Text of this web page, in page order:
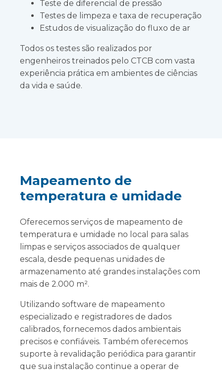
Teste de diferencial de pressão
Testes de limpeza e taxa de recuperação
Estudos de visualização do fluxo de ar
Todos os testes são realizados por
engenheiros treinados pelo CTCB com vasta
experiência prática em ambientes de ciências
da vida e saúde.
Mapeamento de
temperatura e umidade
Oferecemos serviços de mapeamento de
temperatura e umidade no local para salas
limpas e serviços associados de qualquer
escala, desde pequenas unidades de
armazenamento até grandes instalações com
mais de 2.000 m².
Utilizando software de mapeamento
especializado e registradores de dados
calibrados, fornecemos dados ambientais
precisos e confiáveis. Também oferecemos
suporte à revalidação periódica para garantir
que sua instalação continue a operar de